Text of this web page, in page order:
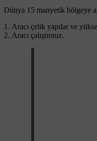
Dünya 15 manyetik bölgeye
Aracı çelik yapılar ve
Aracı çalıştırınız.